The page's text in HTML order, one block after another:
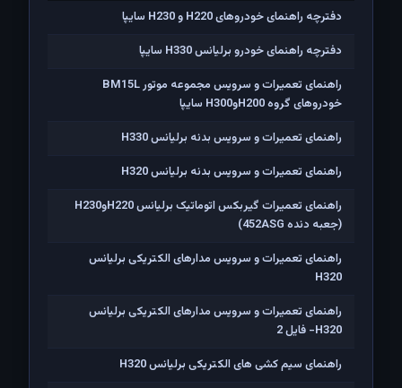
عنوان مطلب
دفترچه راهنمای خودروهای H220 و H230 سایپا
دفترچه راهنمای خودرو برلیانس H330 سایپا
راهنمای تعمیرات و سرویس مجموعه موتور BM15L
خودروهای گروه H200وH300 سایپا
راهنمای تعمیرات و سرویس بدنه برلیانس H330
راهنمای تعمیرات و سرویس بدنه برلیانس H320
راهنمای تعمیرات گیربکس اتوماتیک برلیانس H220وH230
(جعبه دنده 452ASG)
راهنمای تعمیرات و سرویس مدارهای الکتریکی برلیانس
H320
راهنمای تعمیرات و سرویس مدارهای الکتریکی برلیانس
H320- فایل 2
راهنمای سیم کشی های الکتریکی برلیانس H320